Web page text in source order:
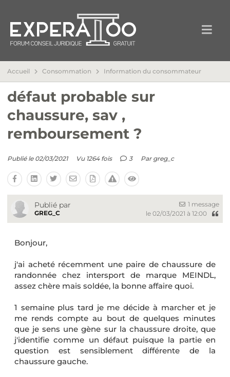
Accueil Consommation Information du consommateur
défaut probable sur
chaussure, sav ,
remboursement ?
Publié le 02/03/2021 Vu 1264 fois 3 Par greg_c
Publié par
GREG_C
1 message
le 02/03/2021 à 12:00
Bonjour,
j'ai acheté récemment une paire de chaussure de
randonnée chez intersport de marque MEINDL,
assez chère mais soldée, la bonne affaire quoi.
1 semaine plus tard je me décide à marcher et je
me rends compte au bout de quelques minutes
que je sens une gène sur la chaussure droite, que
j'identifie comme un défaut puisque la partie en
question est sensiblement différente de la
chaussure gauche.